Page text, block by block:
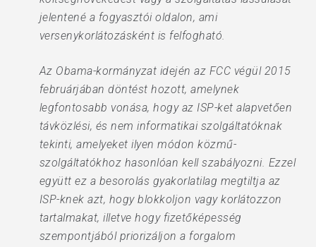
jelentené a fogyasztói oldalon, ami
versenykorlátozásként is felfogható.
Az Obama-kormányzat idején az FCC végül 2015
februárjában döntést hozott, amelynek
legfontosabb vonása, hogy az ISP-ket alapvetően
távközlési, és nem informatikai szolgáltatóknak
tekinti, amelyeket ilyen módon közmű-
szolgáltatókhoz hasonlóan kell szabályozni. Ezzel
együtt ez a besorolás gyakorlatilag megtiltja az
ISP-knek azt, hogy blokkoljon vagy korlátozzon
tartalmakat, illetve hogy fizetőképesség
szempontjából priorizáljon a forgalom